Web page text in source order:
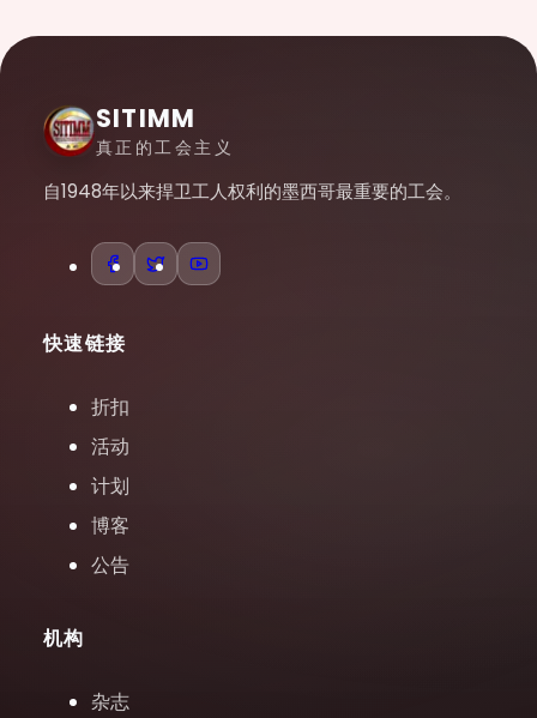
SITIMM
真正的工会主义
自1948年以来捍卫工人权利的墨西哥最重要的工会。
快速链接
折扣
活动
计划
博客
公告
机构
杂志